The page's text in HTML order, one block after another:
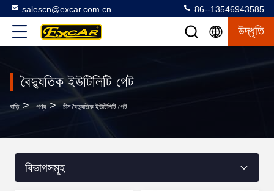
salescn@excar.com.cn 86--13546943585
উদ্ধৃতি
বৈদ্যুতিক ইউটিলিটি গেট
বাড়ি > পণ্য > চীন বৈদ্যুতিক ইউটিলিটি গেট
বিভাগসমূহ